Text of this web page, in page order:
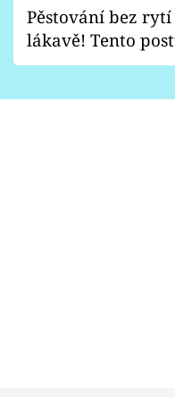
Pěstování bez
lákavě! Tento
vhodný jen pro